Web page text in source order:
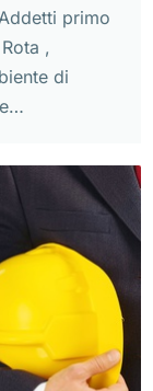
primo
,
di